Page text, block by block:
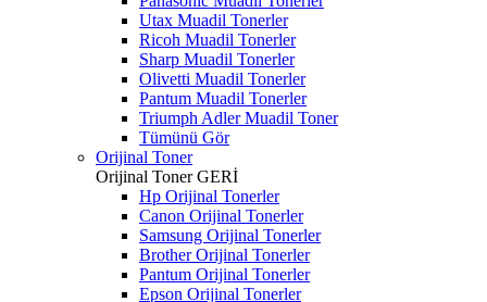
Utax Muadil Tonerler
Ricoh Muadil Tonerler
Sharp Muadil Tonerler
Olivetti Muadil Tonerler
Pantum Muadil Tonerler
Triumph Adler Muadil Toner
Tümünü Gör
Orijinal Toner
Orijinal TonerGERİ
Hp Orijinal Tonerler
Canon Orijinal Tonerler
Samsung Orijinal Tonerler
Brother Orijinal Tonerler
Pantum Orijinal Tonerler
Epson Orijinal Tonerler